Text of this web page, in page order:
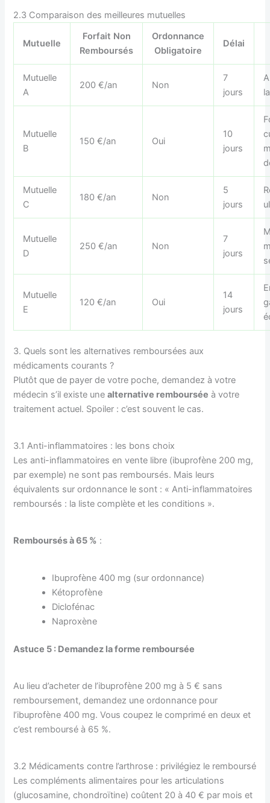
2.3 Comparaison des meilleures mutuelles
Mutuelle
Forfait Non
Remboursés
Ordonnance
Obligatoire
Délai
Mutuelle
A
200 €/an Non
7
jours
Mutuelle
B
150 €/an Oui
10
jours
Mutuelle
C
180 €/an Non
5
jours
Mutuelle
D
250 €/an Non
7
jours
Mutuelle
E
120 €/an Oui
14
jours
3. Quels sont les alternatives remboursées aux
médicaments courants ?
Plutôt que de payer de votre poche, demandez à votre
médecin s’il existe unealternative remboursée à votre
traitement actuel. Spoiler : c’est souvent le cas.
3.1 Anti-inflammatoires : les bons choix
Les anti-inflammatoires en vente libre (ibuprofène 200 mg,
par exemple) ne sont pas remboursés. Mais leurs
équivalents sur ordonnance le sont : « Anti-inflammatoires
remboursés : la liste complète et les conditions ».
Remboursés à 65 % :
Ibuprofène 400 mg (sur ordonnance)
Kétoprofène
Diclofénac
Naproxène
Astuce 5 : Demandez la forme remboursée
Au lieu d’acheter de l’ibuprofène 200 mg à 5 € sans
remboursement, demandez une ordonnance pour
l’ibuprofène 400 mg. Vous coupez le comprimé en deux et
c’est remboursé à 65 %.
3.2 Médicaments contre l’arthrose : privilégiez le remboursé
Les compléments alimentaires pour les articulations
(glucosamine, chondroïtine) coûtent 20 à 40 € par mois et